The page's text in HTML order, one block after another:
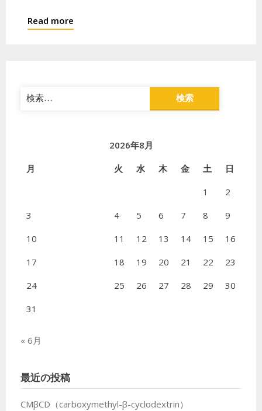
Read more
検
索:
2026年8月
月
火 水 木 金 土
日
1
2
3
4 5 6 7 8
9
10
11 12 13 14 15
16
17
18 19 20 21 22
23
24
25 26 27 28 29
30
31
« 6月
最近の投稿
CMβCD（carboxymethyl-β-cyclodextrin）